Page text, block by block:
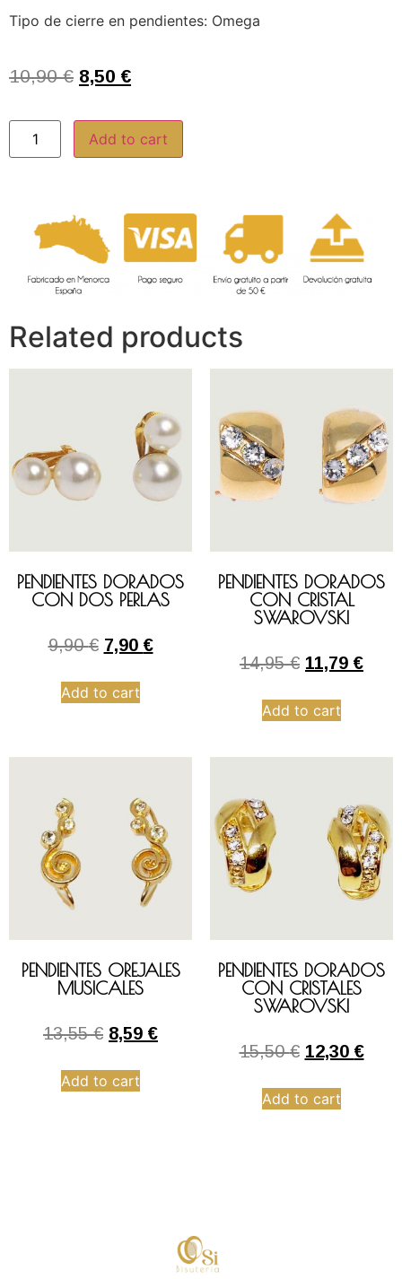
Tipo de cierre en pendientes: Omega
10,90€ 8,50 €
Add to cart
Related products
PENDIENTES DORADOS
CON DOS PERLAS
9,90€ 7,90 €
Add to cart
PENDIENTES DORADOS
CON CRISTAL
SWAROVSKI
14,95€ 11,79 €
Add to cart
PENDIENTES OREJALES
MUSICALES
13,55€ 8,59 €
Add to cart
PENDIENTES DORADOS
CON CRISTALES
SWAROVSKI
15,50€ 12,30 €
Add to cart